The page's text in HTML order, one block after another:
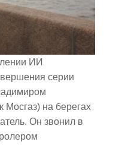
ИИ
серии
Мосгаз) на берегах
Он звонил в